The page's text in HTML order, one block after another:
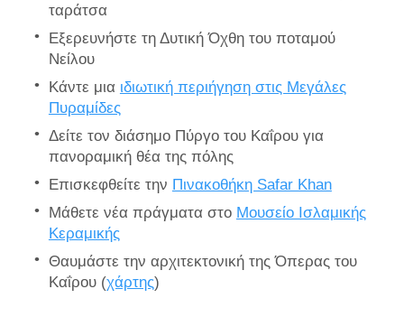
ταράτσα
Εξερευνήστε τη Δυτική Όχθη του ποταμού
Νείλου
Κάντε μια ιδιωτική περιήγηση στις Μεγάλες
Πυραμίδες
Δείτε τον διάσημο Πύργο του Καΐρου για
πανοραμική θέα της πόλης
Επισκεφθείτε την Πινακοθήκη Safar Khan
Μάθετε νέα πράγματα στο Μουσείο Ισλαμικής
Κεραμικής
Θαυμάστε την αρχιτεκτονική της Όπερας του
Καΐρου (χάρτης)